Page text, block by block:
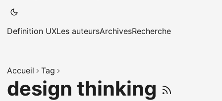
Definition UXLes auteursArchivesRecherche
Accueil Tag
design thinking